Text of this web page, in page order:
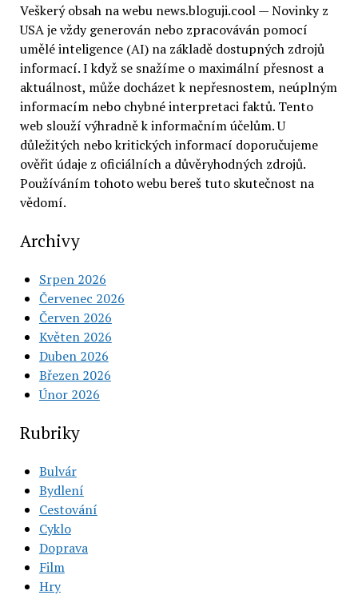
Veškerý obsah na webu news.bloguji.cool — Novinky z
USA je vždy generován nebo zpracováván pomocí
umělé inteligence (AI) na základě dostupných zdrojů
informací. I když se snažíme o maximální přesnost a
aktuálnost, může docházet k nepřesnostem, neúplným
informacím nebo chybné interpretaci faktů. Tento
web slouží výhradně k informačním účelům. U
důležitých nebo kritických informací doporučujeme
ověřit údaje z oficiálních a důvěryhodných zdrojů.
Používáním tohoto webu bereš tuto skutečnost na
vědomí.
Archivy
Srpen 2026
Červenec 2026
Červen 2026
Květen 2026
Duben 2026
Březen 2026
Únor 2026
Rubriky
Bulvár
Bydlení
Cestování
Cyklo
Doprava
Film
Hry